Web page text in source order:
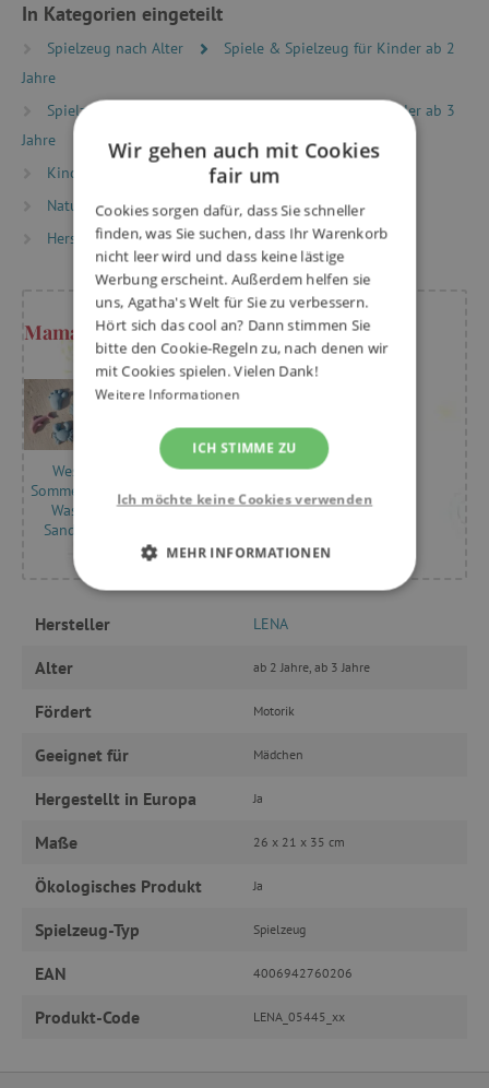
In Kategorien eingeteilt
Spielzeug nach Alter
Spiele & Spielzeug für Kinder ab 2
Jahre
Spielzeug nach Alter
Spiele & Spielzeug für Kinder ab 3
Jahre
Kinderzimmer und Garten
Sandspielzeug
Natur und Sport
Hersteller
LENA
Mama Kristýna rät
Wesentliche
Sommerausrüstung?
Wasser- und
Sandspielzeug
Wir spielen
Agathas Tipps
im Freien
Hersteller LENA
Alter ab 2 Jahre, ab 3 Jahre
Fördert Motorik
Geeignet für Mädchen
Hergestellt in Europa Ja
Maße 26 x 21 x 35 cm
Ökologisches Produkt Ja
Spielzeug-Typ Spielzeug
EAN 4006942760206
Produkt-Code LENA_05445_xx
Wir gehen auch mit Cookies
fair um
Cookies sorgen dafür, dass Sie schneller
finden, was Sie suchen, dass Ihr Warenkorb
nicht leer wird und dass keine lästige
Werbung erscheint. Außerdem helfen sie
uns, Agatha's Welt für Sie zu verbessern.
Hört sich das cool an? Dann stimmen Sie
bitte den Cookie-Regeln zu, nach denen wir
mit Cookies spielen. Vielen Dank!
Weitere Informationen
ICH STIMME ZU
Ich möchte keine Cookies verwenden
MEHR INFORMATIONEN
UNBEDINGT ERFORDERLICH
FUNKTIONALITÄT
Targeting
Funktionalität
Unbedingt erforderliche Cookies ermöglichen
wesentliche Kernfunktionen der Website wie die
Ohne die unbedingt erforderlichen Cookies
verwendet werden.